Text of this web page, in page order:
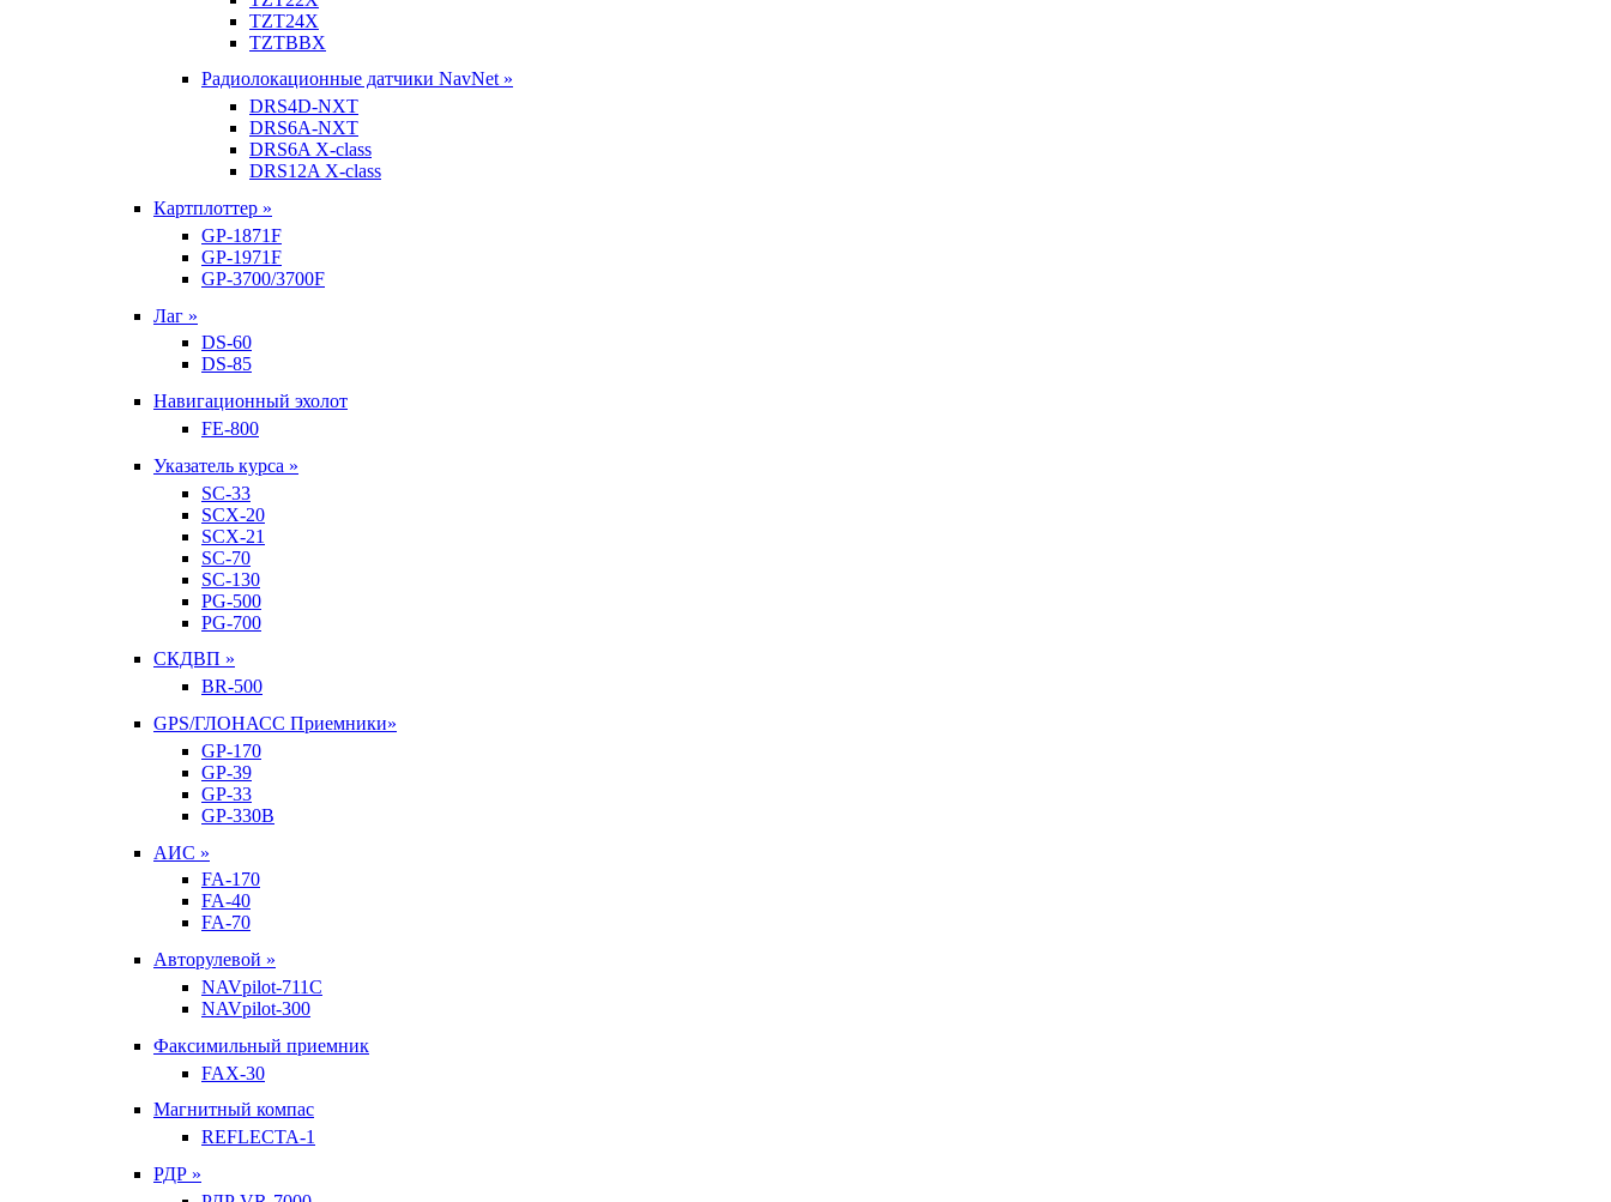
TZT24X
TZTBBX
Радиолокационные датчики NavNet »
DRS4D-NXT
DRS6A-NXT
DRS6A X-class
DRS12A X-class
Картплоттер »
GP-1871F
GP-1971F
GP-3700/3700F
Лаг »
DS-60
DS-85
Навигационный эхолот
FE-800
Указатель курса »
SC-33
SCX-20
SCX-21
SC-70
SC-130
PG-500
PG-700
СКДВП »
BR-500
GPS/ГЛОНАСС Приемники»
GP-170
GP-39
GP-33
GP-330B
АИС »
FA-170
FA-40
FA-70
Авторулевой »
NAVpilot-711С
NAVpilot-300
Факсимильный приемник
FAX-30
Магнитный компас
REFLECTA-1
РДР »